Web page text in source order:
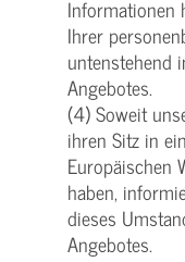
Informationen
Ihrer
untenstehend
Angebotes.
(4) Soweit
ihren Sitz in
Europäischen
haben,
dieses
Angebotes.